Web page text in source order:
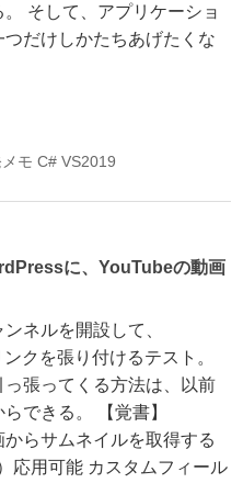
そして、アプリケーショ
つだけしかたちあげたくな
モ C# VS2019
に、YouTubeの動画
ネルを開設して、
クを張り付けるテスト。
張ってくる方法は、以前
できる。 【覚書】
らサムネイルを取得する
応用可能 カスタムフィール